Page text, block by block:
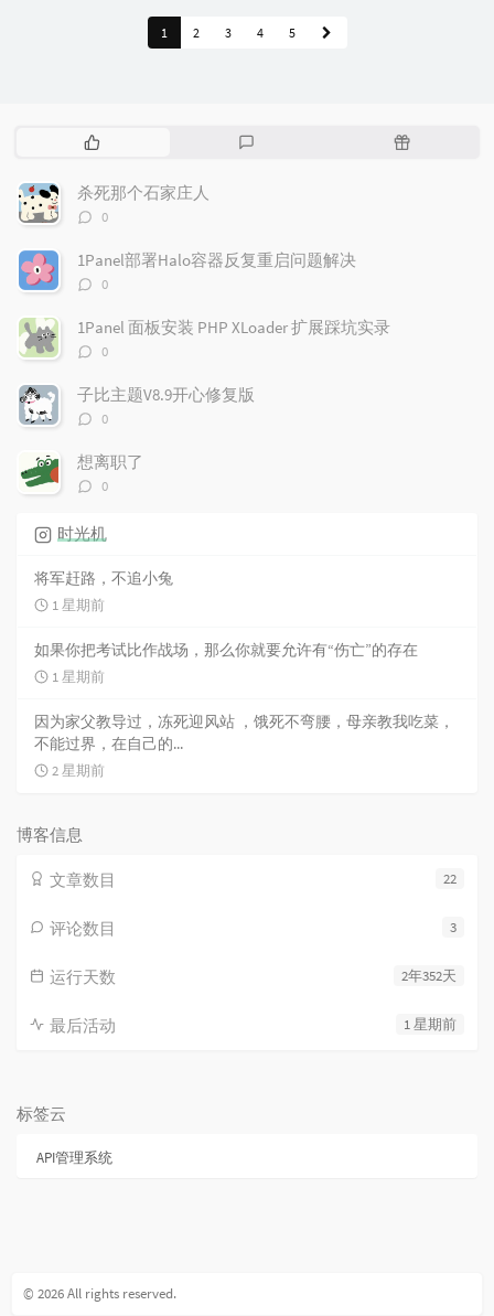
1 2 3 4 5
热
文
章
随
杀死那个石家庄人
评
数：
0
1Panel部署Halo容器反复重启问题解决
评
数：
0
1Panel 面板安装 PHP XLoader 扩展踩坑实录
评
数：
0
子比主题V8.9开心修复版
评
数：
0
想离职了
评
0
时光机
将军赶路，不追小兔
1 星期前
如果你把考试比作战场，那么你就要允许有“伤亡”的存在
1 星期前
因为家父教导过，冻死迎风站 ，饿死不弯腰，母亲教我吃菜，
不能过界，在自己的...
2 星期前
博客信息
22
文章数目
3
评论数目
2年352天
运行天数
1 星期前
最后活动
标签云
API管理系统
© 2026 All rights reserved.